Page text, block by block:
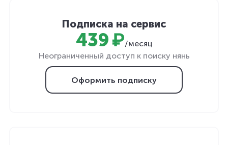
Подписка на сервис
439 ₽/месяц
Неограниченный доступ к поиску нянь
Оформить подписку